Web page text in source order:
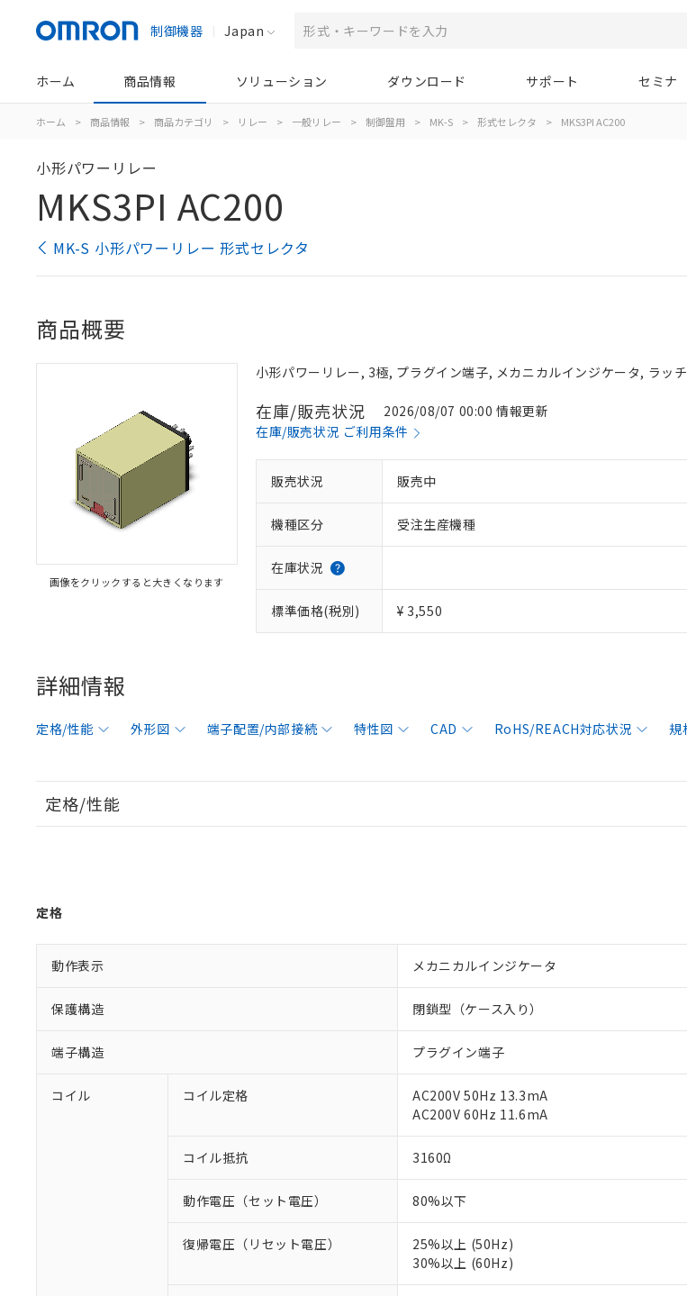
制御機器 Japan
ホーム 商品情報 ソリューション ダウンロード サポート セミナ
ホーム > 商品情報 > 商品カテゴリ > リレー > 一般リレー > 制御盤用 > MK-S > 形式セレクタ > MKS3PI AC200
小形パワーリレー
MKS3PI AC200
MK-S 小形パワーリレー 形式セレクタ
商品概要
画像をクリックすると大きくなります
小形パワーリレー, 3極, プラグイン端子, メカニカルインジケータ, ラッ
在庫/販売状況
2026/08/07 00:00 情報更新
在庫/販売状況 ご利用条件
販売状況 販売中
機種区分 受注生産機種
在庫状況
標準価格(税別) ¥ 3,550
詳細情報
定格/性能 外形図 端子配置/内部接続 特性図 CAD RoHS/REACH対応状況 規
定格/性能
定格
動作表示 メカニカルインジケータ
保護構造 閉鎖型（ケース入り）
端子構造 プラグイン端子
コイル コイル定格
AC200V 50Hz 13.3mA
AC200V 60Hz 11.6mA
コイル抵抗 3160Ω
動作電圧（セット電圧） 80%以下
復帰電圧（リセット電圧）
25%以上 (50Hz)
30%以上 (60Hz)